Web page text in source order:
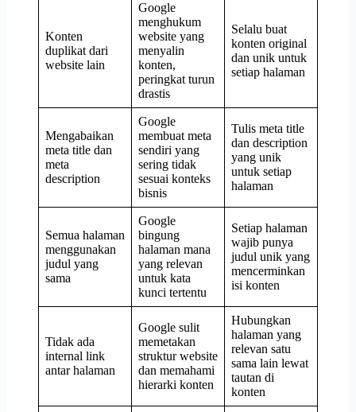
Konten
duplikat dari
website lain
Google
menghukum
website yang
menyalin
konten,
peringkat turun
drastis
Selalu buat
konten original
dan unik untuk
setiap halaman
Mengabaikan
meta title dan
meta
description
Google
membuat meta
sendiri yang
sering tidak
sesuai konteks
bisnis
Tulis meta title
dan description
yang unik
untuk setiap
halaman
Semua halaman
menggunakan
judul yang
sama
Google
bingung
halaman mana
yang relevan
untuk kata
kunci tertentu
Setiap halaman
wajib punya
judul unik yang
mencerminkan
isi konten
Tidak ada
internal link
antar halaman
Google sulit
memetakan
struktur website
dan memahami
hierarki konten
Hubungkan
halaman yang
relevan satu
sama lain lewat
tautan di
konten